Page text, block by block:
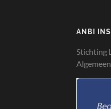
ANBI
Stichting